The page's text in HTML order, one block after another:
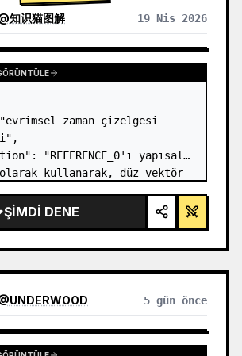
知识猫图解 19 Nis 2026
zaman çizelgesi
"REFERENCE_0'ı yapısal
kullanarak, düz vektör
dönüştürün. Pürüzsüz
taş basamaklarla
ŞIMDI DENE
UNDERWOOD 5 gün önce